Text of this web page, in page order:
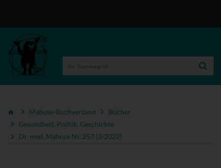
Mabuse-Buchversand
Bücher
Gesundheit, Politik, Geschichte
Dr. med. Mabuse Nr. 257 (3/2022)